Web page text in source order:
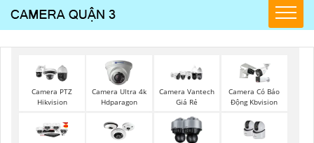
Camera PTZ
Hikvision
Camera Ultra 4k
Hdparagon
Camera Vantech
Giá Rẻ
Camera Có Báo
Động Kbvision